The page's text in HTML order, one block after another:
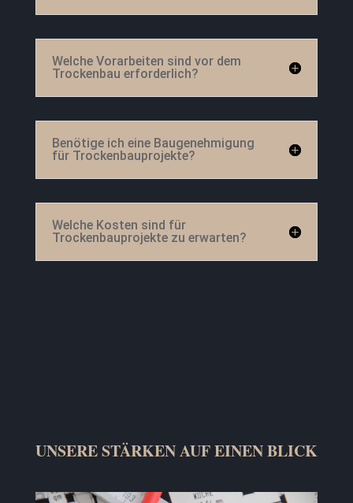
Welche Vorarbeiten sind vor dem
Trockenbau erforderlich?
Benötige ich eine Baugenehmigung
für Trockenbauprojekte?
Welche Kosten sind für
Trockenbauprojekte zu erwarten?
UNSERE STÄRKEN AUF EINEN BLICK